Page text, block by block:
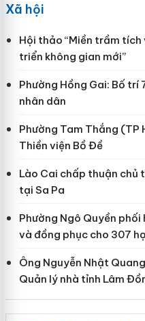
Xã hội
Hội thảo “Miền trầm
triển không gian mới”
Phường Hồng Gai: Bố trí
nhân dân
Phường Tam Thắng (TP
Thiền viện Bồ Đề
Lào Cai chấp thuận chủ
tại Sa Pa
Phường Ngô Quyền
và đồng phục cho 307
Ông Nguyễn Nhật
Quản lý nhà tỉnh Lâm